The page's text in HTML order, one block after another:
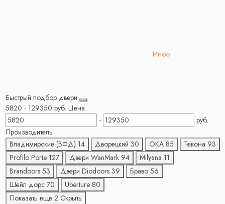
Инфо
Быстрый подбор двери
5820 - 129350 руб. Цена
-
руб.
Производитель
Владимирские (ВФД) 14 Дворецкий 30 ОКА 85 Текона 93
Profilo Porte 127 Двери WanMark 94 Milyana 11
Brandoors 53 Двери Diodoors 39 Браво 56
Шейл дорс 70 Uberture 80
Показать еще 2 Скрыть